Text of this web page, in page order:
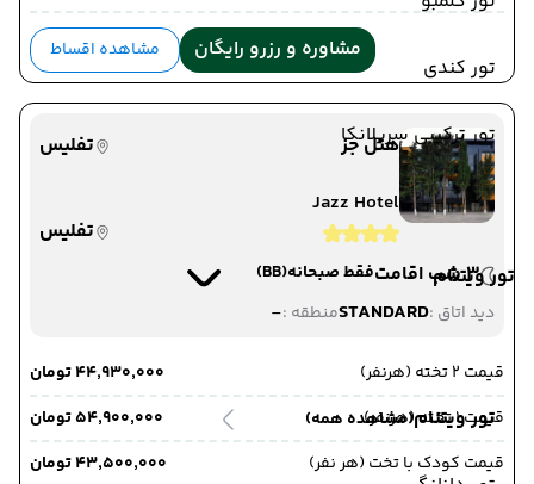
تور کندی
تور ترکیبی سریلانکا
تور ویتنام
تور ویتنام(مشاهده همه)
مشاوره و رزرو رایگان مشاهده اقساط
هتل جز
تفلیس
Jazz Hotel
تفلیس
3 شب اقامت
فقط صبحانه(BB)
دید اتاق :STANDARDمنطقه :-
قیمت 2 تخته (هرنفر)
۴۴٬۹۳۰٬۰۰۰ تومان
قیمت 1 تخته (هرنفر)
۵۴٬۹۰۰٬۰۰۰ تومان
قیمت کودک با تخت (هر نفر)
۴۳٬۵۰۰٬۰۰۰ تومان